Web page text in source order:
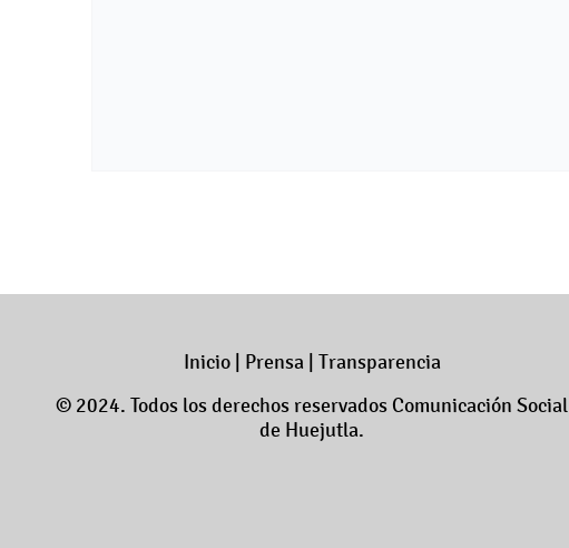
Inicio| Prensa
Transparencia
© 2024. Todos los derechos reservados Comunicación Social
de Huejutla.